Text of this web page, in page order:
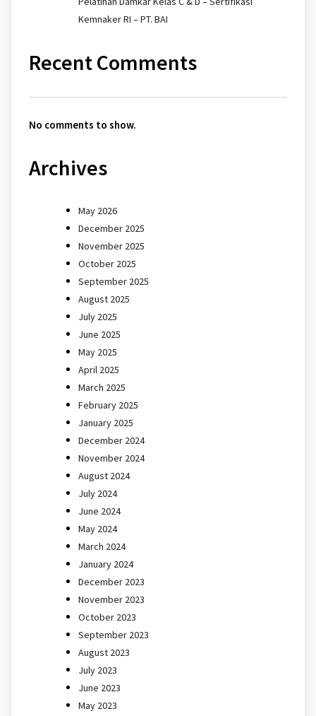
Kemnaker RI – PT. BAI
Recent Comments
No comments to show.
Archives
May 2026
December 2025
November 2025
October 2025
September 2025
August 2025
July 2025
June 2025
May 2025
April 2025
March 2025
February 2025
January 2025
December 2024
November 2024
August 2024
July 2024
June 2024
May 2024
March 2024
January 2024
December 2023
November 2023
October 2023
September 2023
August 2023
July 2023
June 2023
May 2023